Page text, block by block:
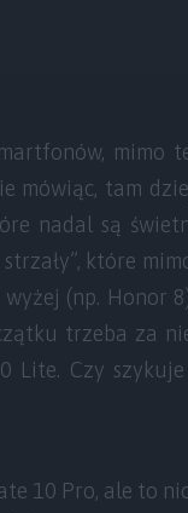
mimo
mówiąc, tam
nadal są
które
(np. Honor
trzeba za
Lite. Czy
10 Pro, ale to